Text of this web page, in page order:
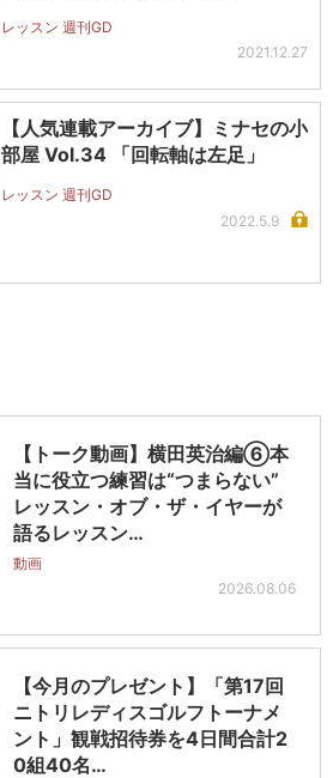
レッスン 週刊GD
2021.12.27
【人気連載アーカイブ】ミナセの小
部屋 Vol.34 「回転軸は左足」
レッスン 週刊GD
2022.5.9
【トーク動画】横田英治編⑥本
当に役立つ練習は“つまらない”
レッスン・オブ・ザ・イヤーが
語るレッスン…
動画
2026.08.06
【今月のプレゼント】「第17回
ニトリレディスゴルフトーナメ
ント」観戦招待券を4日間合計2
0組40名…